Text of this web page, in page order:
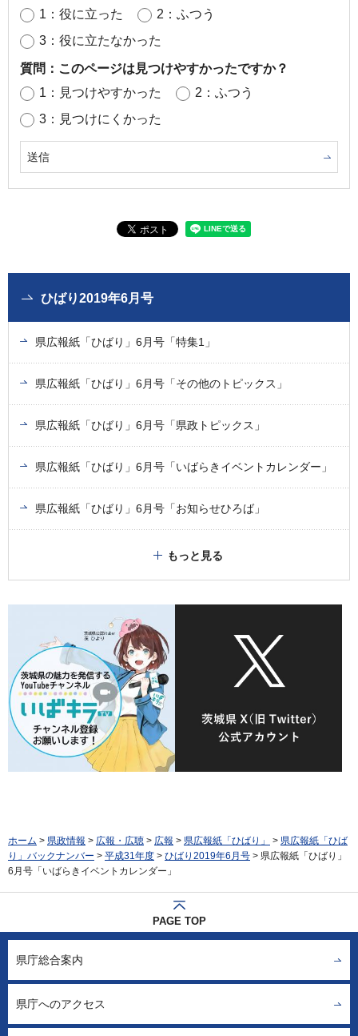
1：役に立った
2：ふつう
3：役に立たなかった
質問：このページは見つけやすかったですか？
1：見つけやすかった
2：ふつう
3：見つけにくかった
ひばり2019年6月号
県広報紙「ひばり」6月号「特集1」
県広報紙「ひばり」6月号「その他のトピックス」
県広報紙「ひばり」6月号「県政トピックス」
県広報紙「ひばり」6月号「いばらきイベントカレンダー」
県広報紙「ひばり」6月号「お知らせひろば」
もっと見る
ホーム > 県政情報 > 広報・広聴 > 広報 > 県広報紙「ひばり」 > 県広報紙「ひば
り」バックナンバー > 平成31年度 > ひばり2019年6月号 > 県広報紙「ひばり」
6月号「いばらきイベントカレンダー」
PAGE TOP
県庁総合案内
県庁へのアクセス